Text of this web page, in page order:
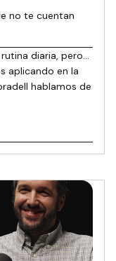
no te cuentan
diaria, pero…
aplicando en la
hablamos de